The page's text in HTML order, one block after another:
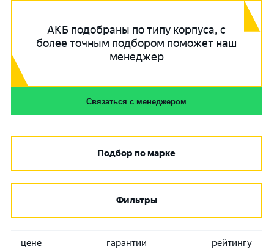
АКБ подобраны по типу корпуса, с
более точным подбором поможет наш
менеджер
Связаться с менеджером
Подбор по марке
Фильтры
цене гарантии рейтингу